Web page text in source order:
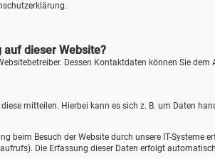
dieser Website?
Dessen Kontaktdaten können Sie
mitteilen. Hierbei kann es sich z. B. um Daten
beim Besuch der Website durch unsere IT-Systeme
Die Erfassung dieser Daten erfolgt